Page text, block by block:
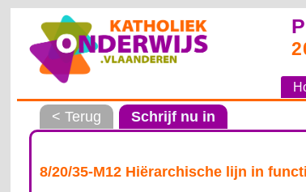
< Terug Schrijf nu in
8/20/35-M12 Hiërarchische lijn in